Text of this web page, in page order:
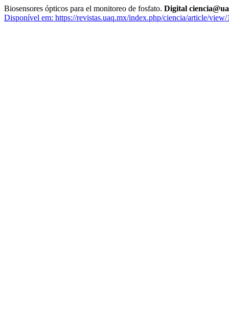
Biosensores ópticos para el monitoreo de fosfato. Digital
Disponível em: https://revistas.uaq.mx/index.php/ciencia/article/view/